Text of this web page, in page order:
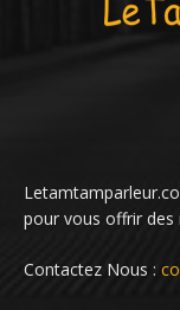
pour vous offrir
Contactez Nous :